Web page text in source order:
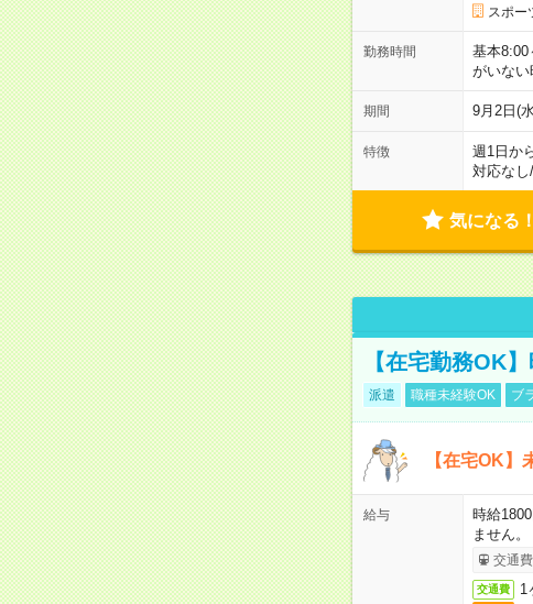
スポー
勤務時間
基本
がいな
期間 9月2日(
特徴 週1日か
対応なし/
気になる！
【在宅勤務OK
派遣 職種未経験OK ブ
【在宅OK
給与
時給
ません。
交通
交通費
1